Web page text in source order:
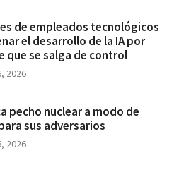
de empleados tecnológicos
el desarrollo de la IA por
que se salga de control
2026
pecho nuclear a modo de
sus adversarios
2026